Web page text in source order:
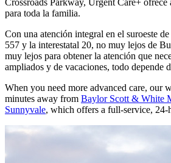
para toda la familia.
Con una atención integral en el suroeste
557 y la interestatal 20, no muy lejos de
muy lejos para obtener la atención que
ampliados y de vacaciones, todo depende
When you need more advanced care, our
minutes away from Baylor Scott & White
Sunnyvale, which offers a full-service, 24-